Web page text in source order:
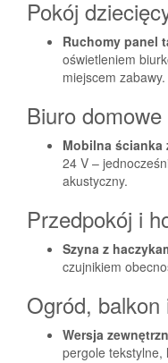
Pokój
Ruchomy panel
oświetleniem
miejscem zabawy.
Biuro
Mobilna ścianka
24 V –
akustyczny.
Przedpokój i
Szyna z
czujnikiem
Ogród, balkon
Wersja
pergole tekstylne,